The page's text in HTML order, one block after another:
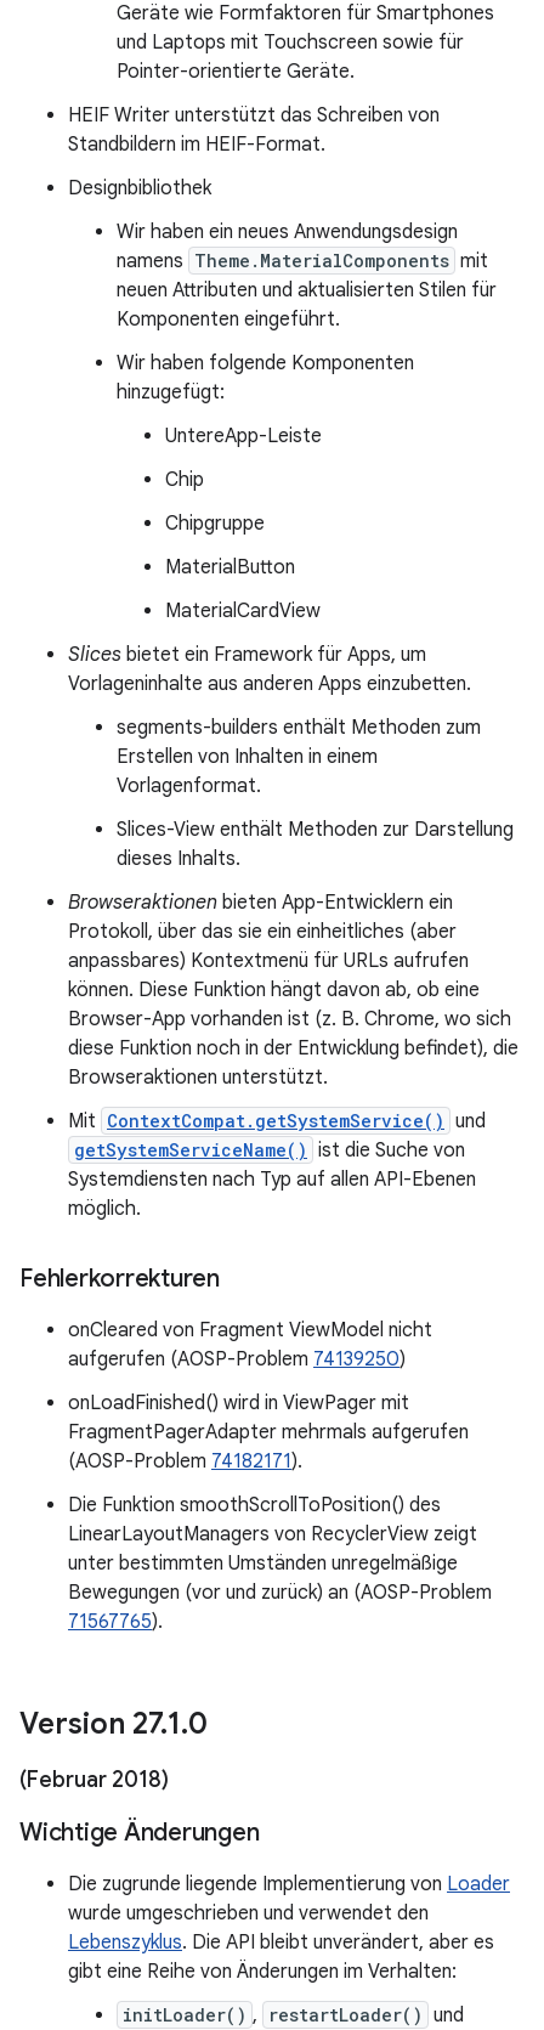
Geräte wie Formfaktoren für Smartphones
und Laptops mit Touchscreen sowie für
Pointer-orientierte Geräte.
HEIF Writer unterstützt das Schreiben von
Standbildern im HEIF-Format.
Designbibliothek
Wir haben ein neues Anwendungsdesign
namens Theme.MaterialComponents mit
neuen Attributen und aktualisierten Stilen für
Komponenten eingeführt.
Wir haben folgende Komponenten
hinzugefügt:
UntereApp-Leiste
Chip
Chipgruppe
MaterialButton
MaterialCardView
Slices bietet ein Framework für Apps, um
Vorlageninhalte aus anderen Apps einzubetten.
segments-builders enthält Methoden zum
Erstellen von Inhalten in einem
Vorlagenformat.
Slices-View enthält Methoden zur Darstellung
dieses Inhalts.
Browseraktionen bieten App-Entwicklern ein
Protokoll, über das sie ein einheitliches (aber
anpassbares) Kontextmenü für URLs aufrufen
können. Diese Funktion hängt davon ab, ob eine
Browser-App vorhanden ist (z. B. Chrome, wo sich
diese Funktion noch in der Entwicklung befindet), die
Browseraktionen unterstützt.
Mit ContextCompat.getSystemService() und
getSystemServiceName() ist die Suche von
Systemdiensten nach Typ auf allen API-Ebenen
möglich.
Fehlerkorrekturen
onCleared von Fragment ViewModel nicht
aufgerufen (AOSP-Problem 74139250)
onLoadFinished() wird in ViewPager mit
FragmentPagerAdapter mehrmals aufgerufen
(AOSP-Problem 74182171).
Die Funktion smoothScrollToPosition() des
LinearLayoutManagers von RecyclerView zeigt
unter bestimmten Umständen unregelmäßige
Bewegungen (vor und zurück) an (AOSP-Problem
71567765).
Version 27.1.0
(Februar 2018)
Wichtige Änderungen
Die zugrunde liegende Implementierung von Loader
wurde umgeschrieben und verwendet den
Lebenszyklus. Die API bleibt unverändert, aber es
gibt eine Reihe von Änderungen im Verhalten:
initLoader() , restartLoader() und